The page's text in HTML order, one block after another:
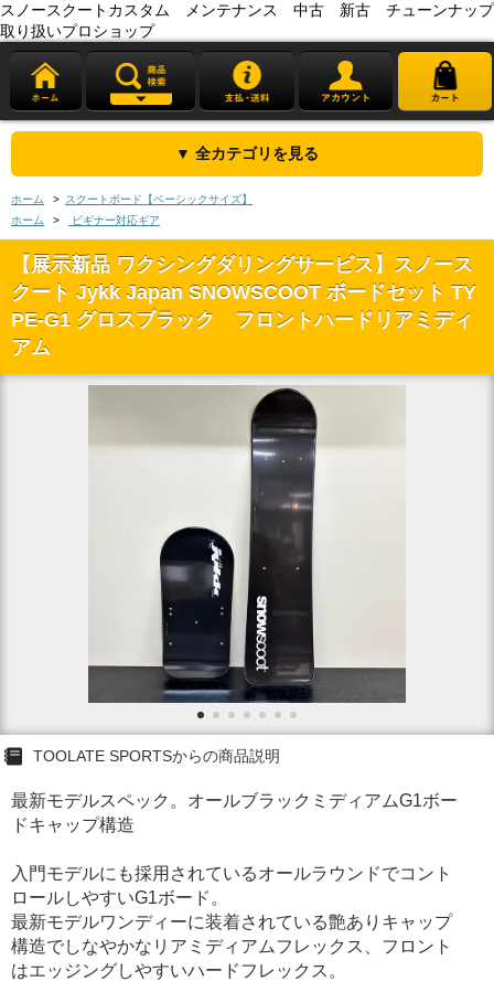
スノースクートカスタム メンテナンス 中古 新古 チューンナップ
取り扱いプロショップ
▼ 全カテゴリを見る
ホーム > スクートボード【ベーシックサイズ】
ホーム
> ビギナー対応ギア
【展示新品 ワクシングダリングサービス】スノース
クート Jykk Japan SNOWSCOOT ボードセット TY
PE-G1 グロスブラック フロントハードリアミディ
アム
TOOLATE SPORTSからの商品説明
最新モデルスペック。オールブラックミディアムG1ボー
ドキャップ構造
入門モデルにも採用されているオールラウンドでコント
ロールしやすいG1ボード。
最新モデルワンディーに装着されている艶ありキャップ
構造でしなやかなリアミディアムフレックス、フロント
はエッジングしやすいハードフレックス。